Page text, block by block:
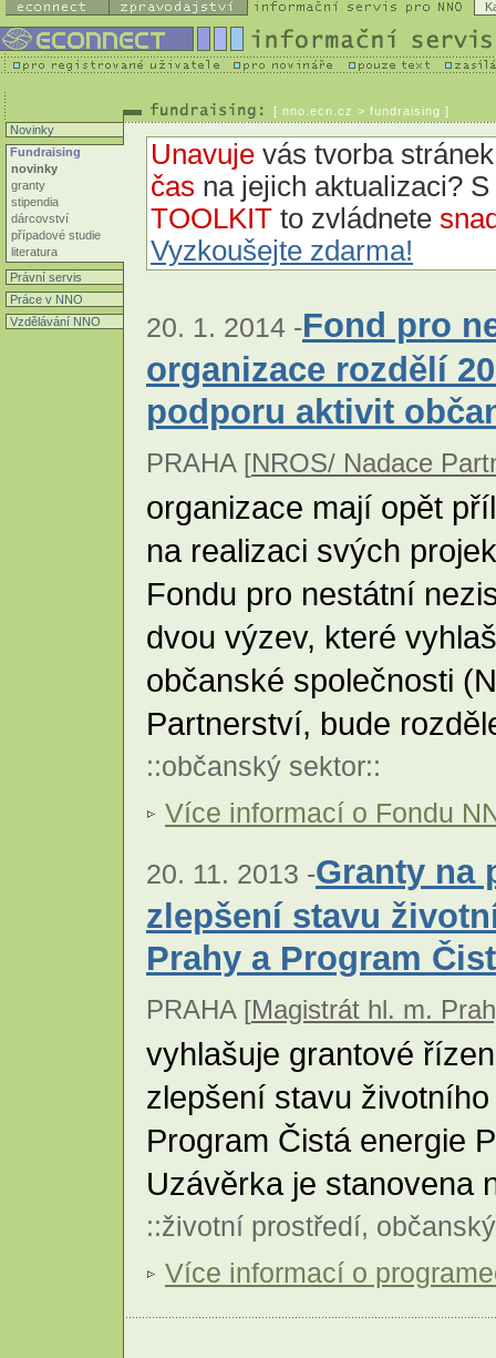
[ nno.ecn.cz > fundraising ]
Novinky
Fundraising
novinky
granty
stipendia
dárcovství
případové studie
literatura
Právní servis
Práce v NNO
Vzdělávání NNO
Unavuje vás tvorba
čas na jejich aktualizaci? S
TOOLKIT to zvládnete
Vyzkoušejte zdarma!
20. 1. 2014 -Fond pro
organizace rozdělí
podporu aktivit
PRAHA [NROS/ Nadace
organizace mají opět
na realizaci svých
Fondu pro nestátní
dvou výzev, které
občanské společnosti
Partnerství, bude
::občanský sektor::
Více informací o Fondu
20. 11. 2013 -Granty na
zlepšení stavu
Prahy a Program
PRAHA [Magistrát hl. m.
vyhlašuje grantové
zlepšení stavu
Program Čistá energie
Uzávěrka je stanovena
::životní prostředí,
Více informací o